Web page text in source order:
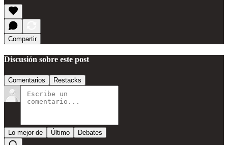
Compartir
Discusión sobre este post
Comentarios Restacks
Lo mejor de Último Debates